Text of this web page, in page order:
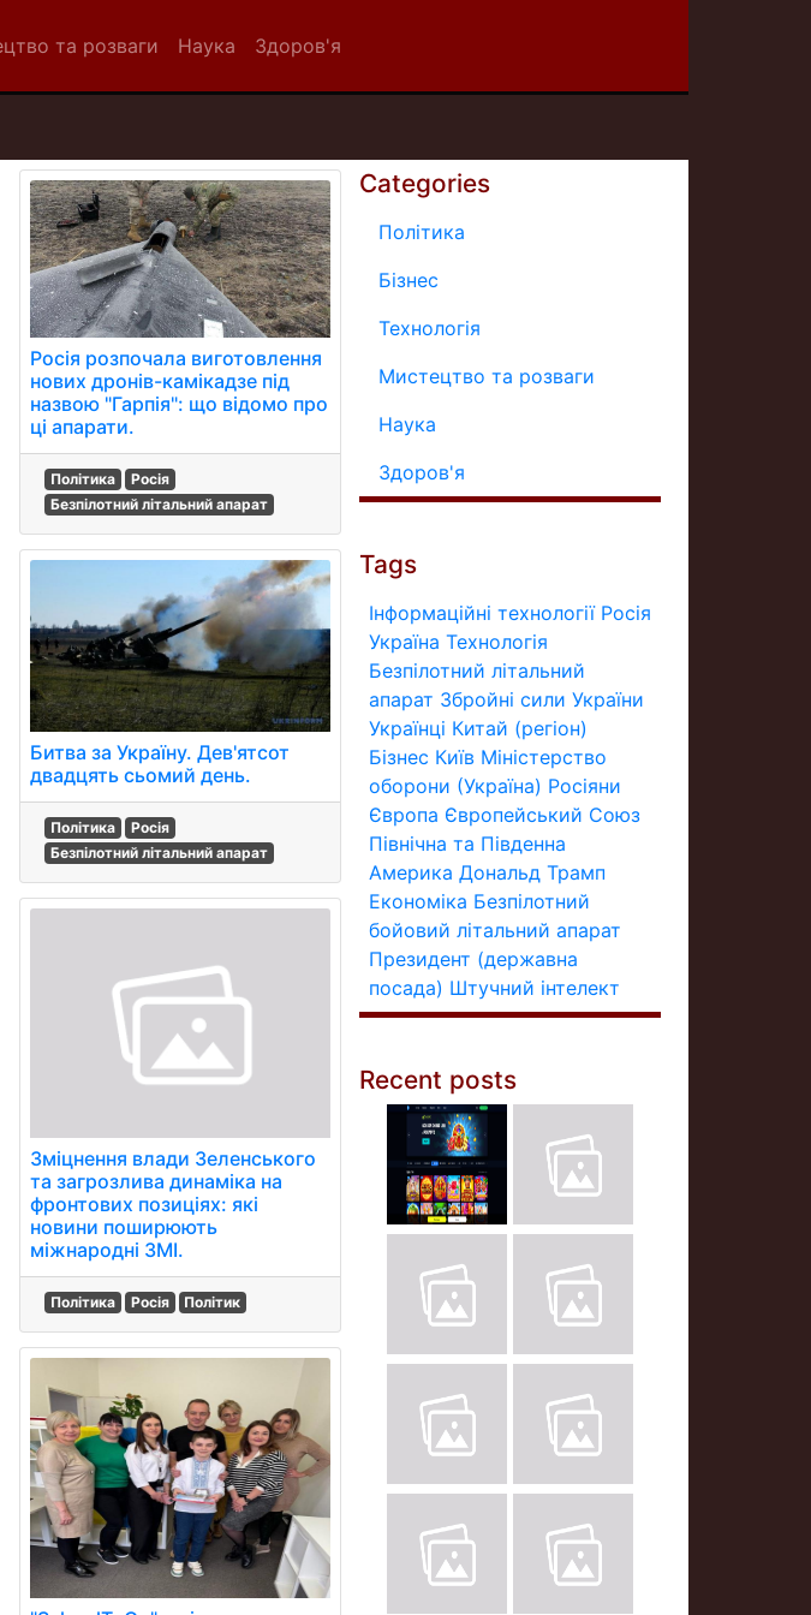
та розваги Наука Здоров'я
Росія розпочала виготовлення
нових дронів-камікадзе під
назвою "Гарпія": що відомо про
ці апарати.
Політика
Росія
Безпілотний літальний апарат
Битва за Україну. Дев'ятсот
двадцять сьомий день.
Політика
Росія
Безпілотний літальний апарат
Зміцнення влади Зеленського
та загрозлива динаміка на
фронтових позиціях: які
новини поширюють
міжнародні ЗМІ.
Політика Росія Політик
Categories
Політика
Бізнес
Технологія
Мистецтво та розваги
Наука
Здоров'я
Tags
Інформаційні технології Росія
Україна Технологія
Безпілотний літальний
апарат Збройні сили України
Українці Китай (регіон)
Бізнес Київ Міністерство
оборони (Україна) Росіяни
Європа Європейський Союз
Північна та Південна
Америка Дональд Трамп
Економіка Безпілотний
бойовий літальний апарат
Президент (державна
посада) Штучний інтелект
Recent posts